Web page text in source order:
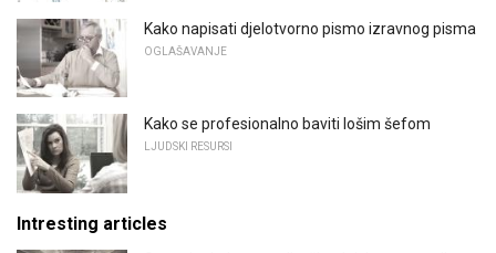
Kako napisati djelotvorno pismo izravnog pisma
OGLAŠAVANJE
Kako se profesionalno baviti lošim šefom
LJUDSKI RESURSI
Intresting articles